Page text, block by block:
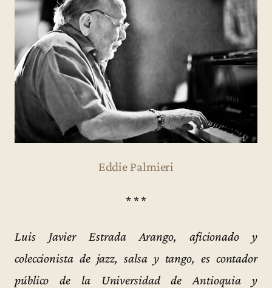
Eddie Palmieri
* * *
Luis Javier Estrada Arango, aficionado y
coleccionista de jazz, salsa y tango, es contador
público de la Universidad de Antioquia y